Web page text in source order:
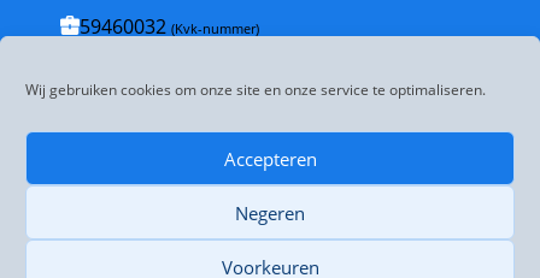
Wij gebruiken cookies om onze site en onze service te optimaliseren.
Accepteren
Negeren
Voorkeuren
59460032 (Kvk-nummer)
Algemene voorwaarden